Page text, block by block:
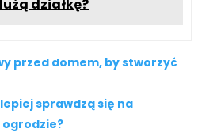
działkę?
przed domem, by stworzyć
sprawdzą się na